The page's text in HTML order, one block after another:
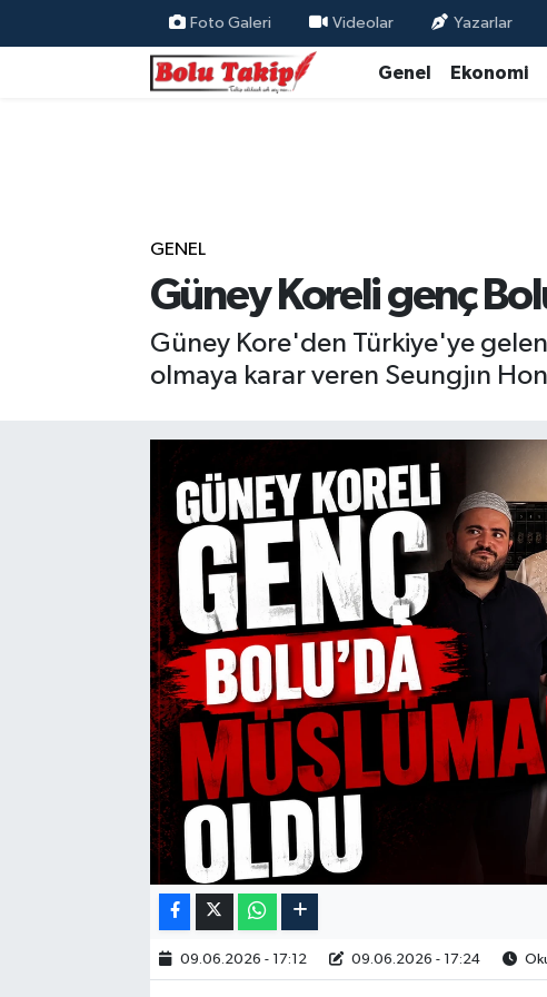
Foto Galeri Videolar Yazarlar
Genel Ekonomi
GENEL
Güney Koreli genç
Güney Kore'den Türkiye'ye
olmaya karar veren Seungjın
09.06.2026 - 17:12 09.06.2026 - 17:24